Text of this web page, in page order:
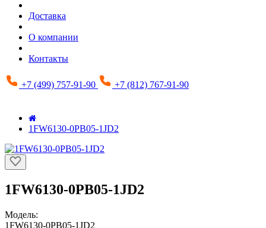
Доставка
О компании
Контакты
+7 (499) 757-91-90 +7 (812) 767-91-90
1FW6130-0PB05-1JD2
1FW6130-0PB05-1JD2
Модель:
1FW6130-0PB05-1JD2